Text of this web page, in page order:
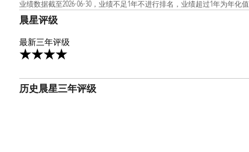
业绩数据截至2026-06-30，业绩不足1年不进行排名，业绩超过1年为年化值
晨星评级
最新三年评级
历史晨星三年评级